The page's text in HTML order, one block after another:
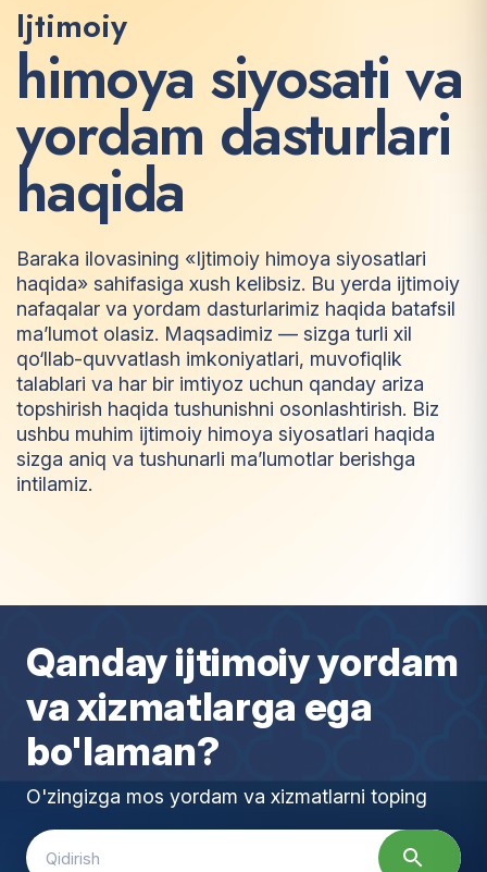
Ijtimoiy
himoya siyosati va
yordam dasturlari
haqida
Baraka ilovasining «Ijtimoiy himoya siyosatlari
haqida» sahifasiga xush kelibsiz. Bu yerda ijtimoiy
nafaqalar va yordam dasturlarimiz haqida batafsil
ma’lumot olasiz. Maqsadimiz — sizga turli xil
qo‘llab-quvvatlash imkoniyatlari, muvofiqlik
talablari va har bir imtiyoz uchun qanday ariza
topshirish haqida tushunishni osonlashtirish. Biz
ushbu muhim ijtimoiy himoya siyosatlari haqida
sizga aniq va tushunarli ma’lumotlar berishga
intilamiz.
mtiy oz
Qanday ijtimoiy yordam
va xizmatlarga ega
bo'laman?
O'zingizga mos yordam va xizmatlarni toping
Search
for: